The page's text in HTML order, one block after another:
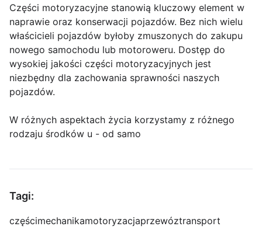
Części motoryzacyjne stanowią kluczowy element w
naprawie oraz konserwacji pojazdów. Bez nich wielu
właścicieli pojazdów byłoby zmuszonych do zakupu
nowego samochodu lub motoroweru. Dostęp do
wysokiej jakości części motoryzacyjnych jest
niezbędny dla zachowania sprawności naszych
pojazdów.
W różnych aspektach życia korzystamy z różnego
rodzaju środków u - od samo
Tagi:
częścimechanikamotoryzacjaprzewóztransport